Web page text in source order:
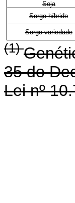
Soja
Sorgo híbrido
Sorgo variedade
(1)
35 do
Lei nº